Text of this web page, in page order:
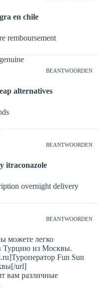
en chile
remboursement
BEANTWOORDEN
alternatives
BEANTWOORDEN
itraconazole
overnight delivery
BEANTWOORDEN
можете легко
Турцию из Москвы.
Fun Sun
url]
вам различные